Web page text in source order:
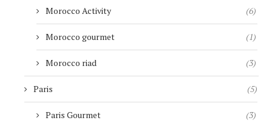
Morocco Activity (6)
Morocco gourmet (1)
Morocco riad (3)
Paris (5)
Paris Gourmet (3)